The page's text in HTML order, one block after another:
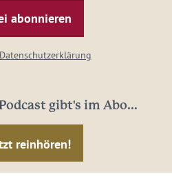
Datenschutzerklärung
gibt's im Abo...
reinhören!